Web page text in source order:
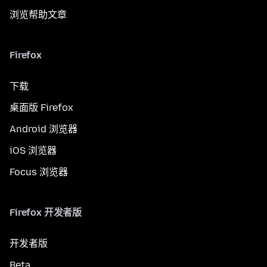
浏览帮助文章
Firefox
下载
桌面版 Firefox
Android 浏览器
iOS 浏览器
Focus 浏览器
Firefox 开发者版
开发者版